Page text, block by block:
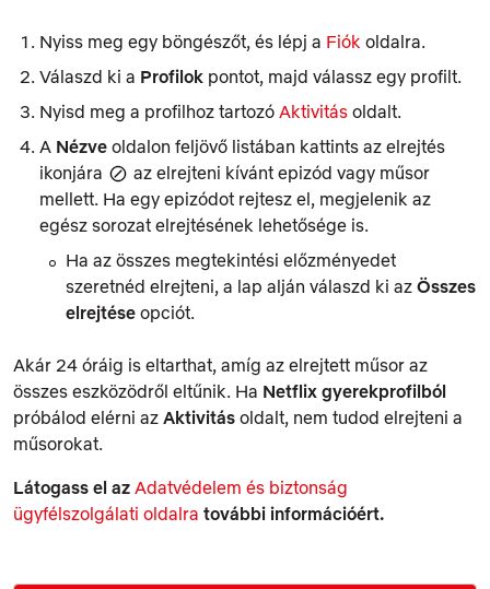
Nyiss meg egy böngészőt, és lépj a Fiók oldalra.
Válaszd ki a Profilok pontot, majd válassz egy profilt.
Nyisd meg a profilhoz tartozó Aktivitás oldalt.
A Nézve oldalon feljövő listában kattints az elrejtés
ikonjára
az elrejteni kívánt epizód vagy műsor
mellett. Ha egy epizódot rejtesz el, megjelenik az
egész sorozat elrejtésének lehetősége is.
Ha az összes megtekintési előzményedet
szeretnéd elrejteni, a lap alján válaszd ki az Összes
elrejtése opciót.
Akár 24 óráig is eltarthat, amíg az elrejtett műsor az
összes eszközödről eltűnik. Ha Netflix gyerekprofilból
próbálod elérni az Aktivitás oldalt, nem tudod elrejteni a
műsorokat.
Látogass el az Adatvédelem és biztonság
ügyfélszolgálati oldalra további információért.